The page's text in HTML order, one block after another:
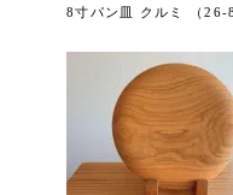
8寸パン皿 クルミ （26-